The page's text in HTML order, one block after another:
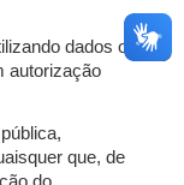
dados ou
autorização
que, de